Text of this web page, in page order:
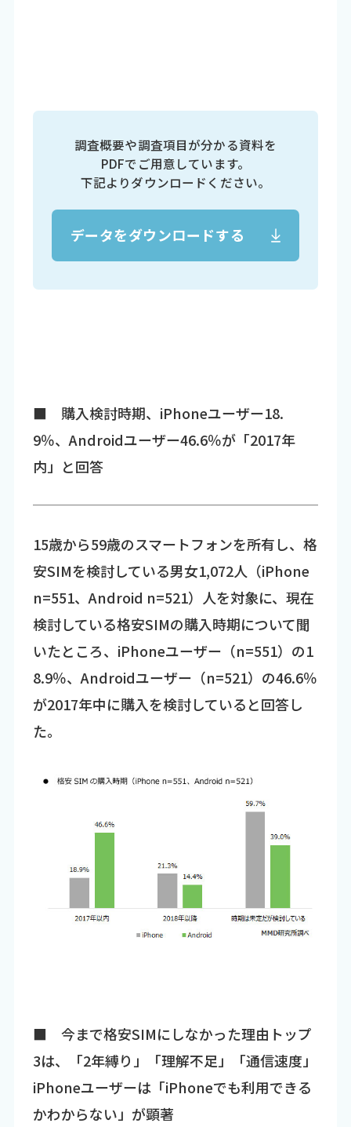
調査概要や調査項目が分かる資料を
PDFでご用意しています。
下記よりダウンロードください。
データをダウンロードする
■ 購入検討時期、iPhoneユーザー18.
9％、Androidユーザー46.6％が「2017年
内」と回答
15歳から59歳のスマートフォンを所有し、格
安SIMを検討している男女1,072人（iPhone
n=551、Android n=521）人を対象に、現在
検討している格安SIMの購入時期について聞
いたところ、iPhoneユーザー（n=551）の1
8.9％、Androidユーザー（n=521）の46.6％
が2017年中に購入を検討していると回答し
た。
■ 今まで格安SIMにしなかった理由トップ
3は、「2年縛り」「理解不足」「通信速度」
iPhoneユーザーは「iPhoneでも利用できる
かわからない」が顕著